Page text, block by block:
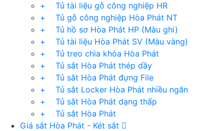
+ Tủ tài liệu gỗ công nghiệp HR
+ Tủ gỗ công nghiệp Hòa Phát NT
+ Tủ hồ sơ Hòa Phát HP (Màu ghi)
+ Tủ tài liệu Hòa Phát SV (Màu vàng)
+ Tủ treo chìa khóa Hòa Phát
+ Tủ sắt Hòa Phát thép dầy
+ Tủ sắt Hòa Phát đựng File
+ Tủ sắt Locker Hòa Phát nhiều ngăn
+ Tủ sắt Hòa Phát dạng thấp
+ Tủ sắt Hòa Phát
Giá sắt Hòa Phát - Két sắt